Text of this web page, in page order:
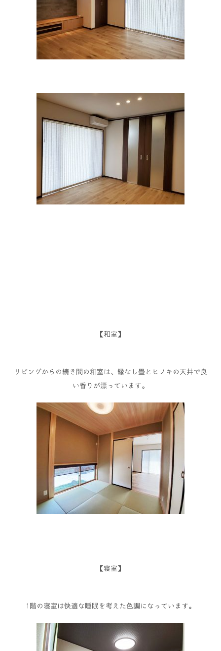
【和室】
リビングからの続き間の和室は、縁なし畳とヒノキの天井で良
い香りが漂っています。
【寝室】
1階の寝室は快適な睡眠を考えた色調になっています。